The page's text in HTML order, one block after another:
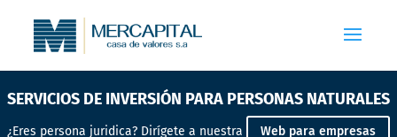
SERVICIOS DE INVERSIÓN PARA PERSONAS NATURALES
¿Eres persona juridica? Dirígete a nuestra Web para empresas